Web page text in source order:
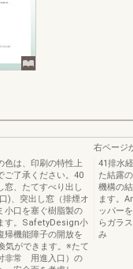
色は、印刷の特性上
ご了承ください。40
窓、たてすべり出し
)、突出し窓（排煙オ
小口を塞ぐ樹脂製の
す。SafetyDesign小
帰機能障子の開放を
気ができます。※たて
非常 用進入口）の
右ページ
41排水
た結露
機構の
ます。
ッパー
らガラ
み